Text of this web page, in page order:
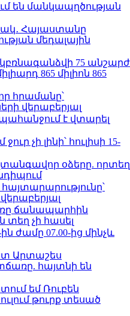
են մանկապղծության
Հայաստանը
մեդալային
75 անշարժ
865 միլիոն 865
հրամանը՝
վերաբերյալ
է վտարել
չի լինի՝ հուլիսի 15-
օձերը. որտեղ
ճանապարհին
տեղ չի հասել
ին ժամը 07.00-ից մինչև
Արտաշես
հայտնի են
եմ Ռուբեն
թուրք տեսած